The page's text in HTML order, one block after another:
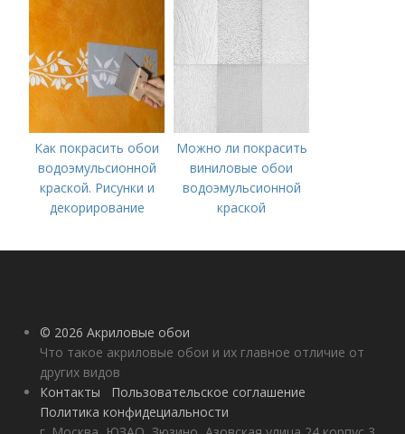
краску и другие
покрытия
Как покрасить обои
водоэмульсионной
краской. Рисунки и
декорирование
Можно ли покрасить
виниловые обои
водоэмульсионной
краской
© 2026 Акриловые обои
Что такое акриловые обои и их главное отличие от
других видов
Контакты
Пользовательское соглашение
Политика конфидециальности